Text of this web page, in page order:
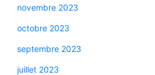
novembre 2023
octobre 2023
septembre 2023
juillet 2023